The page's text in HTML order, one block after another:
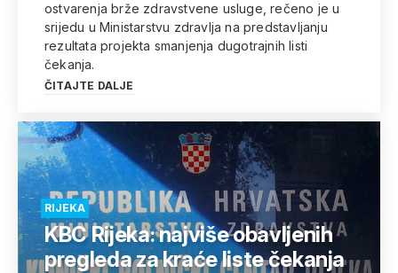
ostvarenja brže zdravstvene usluge, rečeno je u
srijedu u Ministarstvu zdravlja na predstavljanju
rezultata projekta smanjenja dugotrajnih listi
čekanja.
ČITAJTE DALJE
RIJEKA
KBC Rijeka: najviše obavljenih
pregleda za kraće liste čekanja